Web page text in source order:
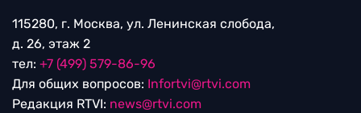
115280, г. Москва, ул. Ленинская слобода,
д. 26, этаж 2
тел: +7 (499) 579-86-96
Для общих вопросов: Infortvi@rtvi.com
Редакция RTVI: news@rtvi.com